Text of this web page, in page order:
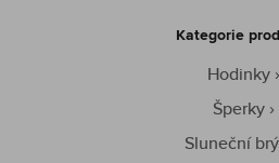
Kategorie
Hodinky
Šperky
Sluneční